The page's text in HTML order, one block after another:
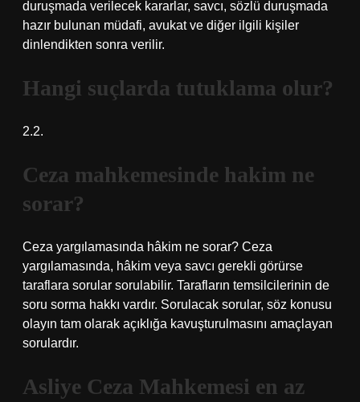
duruşmada verilecek kararlar, savcı, sözlü duruşmada
hazır bulunan müdafi, avukat ve diğer ilgili kişiler
dinlendikten sonra verilir.
Hangi suçlarda tutuklama olur?
2.2.
Ceza mahkemesinde hakim ne
sorar?
Ceza yargılamasında hâkim ne sorar? Ceza
yargılamasında, hâkim veya savcı gerekli görürse
taraflara sorular sorulabilir. Tarafların temsilcilerinin de
soru sorma hakkı vardır. Sorulacak sorular, söz konusu
olayın tam olarak açıklığa kavuşturulmasını amaçlayan
sorulardır.
Asliye Ceza Mahkemesi en az